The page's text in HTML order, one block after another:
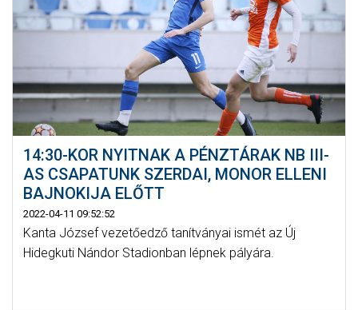
14:30-KOR NYITNAK A PÉNZTÁRAK NB III-
AS CSAPATUNK SZERDAI, MONOR ELLENI
BAJNOKIJA ELŐTT
2022-04-11 09:52:52
Kanta József vezetőedző tanítványai ismét az Új
Hidegkuti Nándor Stadionban lépnek pályára.